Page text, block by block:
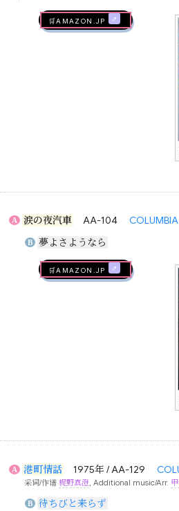
🛒AMAZON.jp
A 涙の夜汽車 AA-104 COLUMBIA
B 夢よさようなら
🛒AMAZON.jp
A 港町情話 1975年 / AA-129
采词/作谱梶野真澄 , Additional music/Arr.
B 待ちびと来らず